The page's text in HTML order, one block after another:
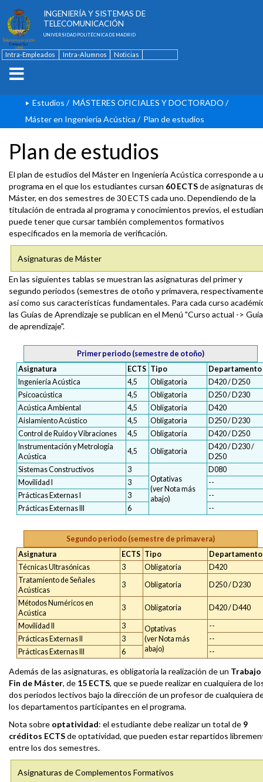
INGENIERÍA Y SISTEMAS DE
TELECOMUNICACIÓN
UNIVERSIDAD POLITÉCNICA DE MADRID
Intra-Empleados Intra-Alumnos
Noticias
Estudios / MÁSTERES OFICIALES Y DOCTORADO /
Máster en Ingeniería Acústica / Plan de estudios
Plan de estudios
El plan de estudios del Máster en Ingeniería Acústica corresponde a
programa en el que los estudiantes cursan 60 ECTSde asignaturas
Máster, en dos semestres de 30 ECTS cada uno. Dependiendo de la
titulación de entrada al programa y conocimientos previos, el
puede tener que cursar también complementos formativos
especificados en la memoria de verificación.
Asignaturas de Máster
En las siguientes tablas se muestran las asignaturas del primer y
segundo periodos (semestres de otoño y primavera,
así como sus características fundamentales. Para cada curso
las Guías de Aprendizaje se publican en el Menú "Curso actual ->
de aprendizaje".
Primer periodo (semestre de otoño)
Asignatura
ECTS Tipo
Departamento
Ingeniería Acústica
4,5 Obligatoria
D420 / D250
Psicoacústica
4,5 Obligatoria
D250 / D230
Acústica Ambiental
4,5 Obligatoria
D420
Aislamiento Acústico
4,5 Obligatoria
D250 / D230
Control de Ruido y Vibraciones
4,5 Obligatoria
D420 / D250
Instrumentación y Metrología
Acústica
4,5 Obligatoria
D420 / D230 /
D250
Sistemas Constructivos
3
Optativas
(ver Nota más
abajo)
D080
Movilidad I
3
--
Prácticas Externas I
3
--
Prácticas Externas III
6 --
Segundo periodo (semestre de primavera)
Asignatura
ECTS Tipo
Departamento
Técnicas Ultrasónicas
3 Obligatoria
D420
Tratamiento de Señales
Acústicas
3 Obligatoria D250 / D230
Métodos Numéricos en
Acústica
3 Obligatoria D420 / D440
Movilidad II 3
Optativas
(ver Nota más
abajo)
--
Prácticas Externas II
3
--
Prácticas Externas III
6 --
Además de las asignaturas, es obligatoria la realización de un Trabajo
Fin de Máster, de 15 ECTS, que se puede realizar en cualquiera de
dos periodos lectivos bajo la dirección de un profesor de cualquiera
los departamentos participantes en el programa.
Nota sobre optatividad: el estudiante debe realizar un total de 9
créditos ECTSde optatividad, que pueden estar repartidos
entre los dos semestres.
Asignaturas de Complementos Formativos